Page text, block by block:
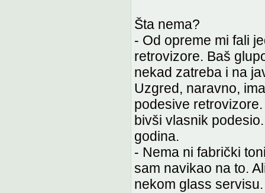
Šta nema?
- Od opreme mi fali
retrovizore. Baš
nekad zatreba i na
Uzgred, naravno,
podesive
bivši vlasnik
godina.
- Nema ni fabrički
sam navikao na to.
nekom glass servisu.